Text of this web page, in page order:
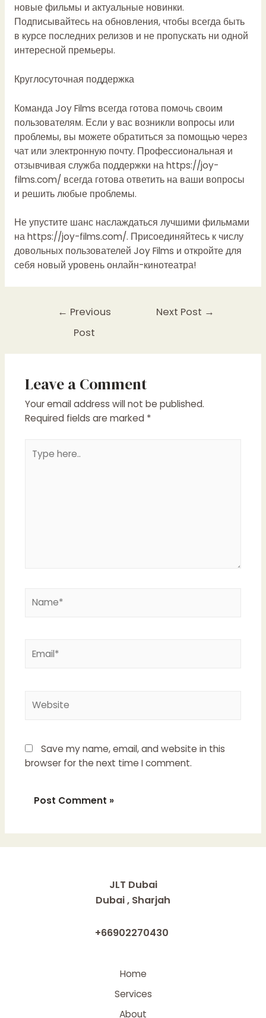
новые фильмы и актуальные новинки.
Подписывайтесь на обновления, чтобы всегда быть
в курсе последних релизов и не пропускать ни одной
интересной премьеры.
Круглосуточная поддержка
Команда Joy Films всегда готова помочь своим
пользователям. Если у вас возникли вопросы или
проблемы, вы можете обратиться за помощью через
чат или электронную почту. Профессиональная и
отзывчивая служба поддержки наhttps://joy-
films.com/ всегда готова ответить на ваши вопросы
и решить любые проблемы.
Не упустите шанс наслаждаться лучшими фильмами
наhttps://joy-films.com/. Присоединяйтесь к числу
довольных пользователей Joy Films и откройте для
себя новый уровень онлайн-кинотеатра!
← Previous
Post
Next Post →
Leave a Comment
Your email address will not be published.
Required fields are marked *
here..
Save my name, email, and website in this
browser for the next time I comment.
JLT Dubai
Dubai , Sharjah
+66902270430
Home
Services
About